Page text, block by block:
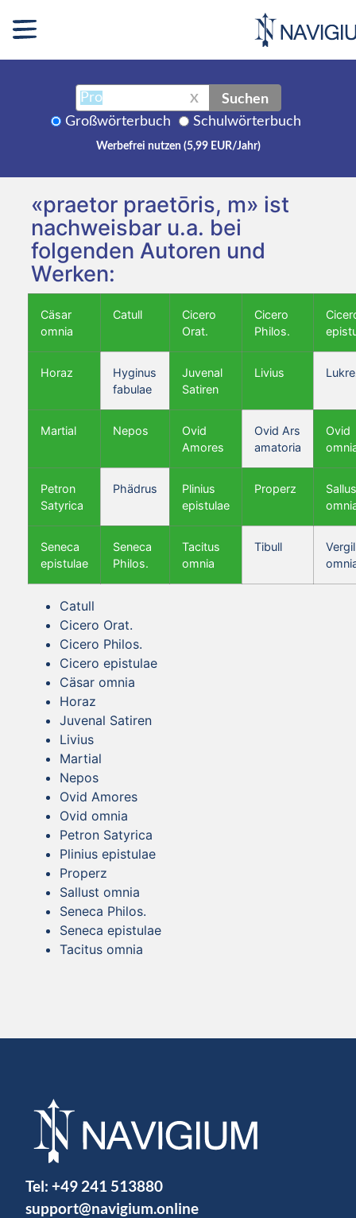
X Suchen
Großwörterbuch Schulwörterbuch
Werbefrei nutzen (5,99 EUR/Jahr)
«praetor praetōris, m» ist
nachweisbar u.a. bei
folgenden Autoren und
Werken:
Cäsar
omnia
Catull
Cicero
Orat.
Cicero
Philos.
Horaz
Hyginus
fabulae
Juvenal
Satiren
Livius
Martial Nepos
Ovid
Amores
Ovid Ars
amatoria
Ovid
Petron
Satyrica
Phädrus
Plinius
epistulae
Properz
Seneca
epistulae
Seneca
Philos.
Tacitus
omnia
Tibull
Vergil
Catull
Cicero Orat.
Cicero Philos.
Cicero epistulae
Cäsar omnia
Horaz
Juvenal Satiren
Livius
Martial
Nepos
Ovid Amores
Ovid omnia
Petron Satyrica
Plinius epistulae
Properz
Sallust omnia
Seneca Philos.
Seneca epistulae
Tacitus omnia
Tel: +49 241 513880
support@navigium.online